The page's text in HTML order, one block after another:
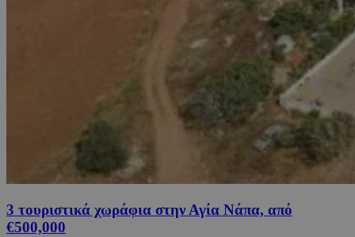
3 τουριστικά χωράφια στην Αγία Νάπα, από
€500,000